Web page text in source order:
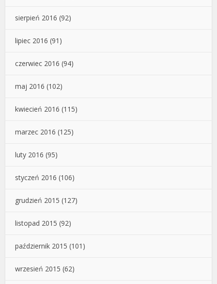
sierpień 2016 (92)
lipiec 2016 (91)
czerwiec 2016 (94)
maj 2016 (102)
kwiecień 2016 (115)
marzec 2016 (125)
luty 2016 (95)
styczeń 2016 (106)
grudzień 2015 (127)
listopad 2015 (92)
październik 2015 (101)
wrzesień 2015 (62)